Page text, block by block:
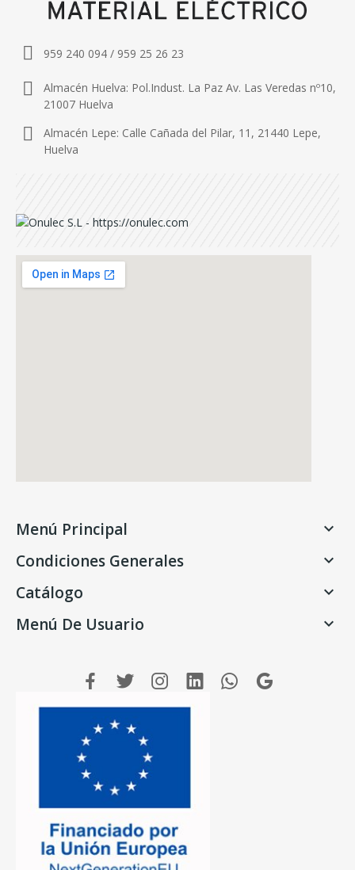
959 240 094 / 959 25 26 23
Almacén Huelva: Pol.Indust. La Paz Av. Las Veredas nº10,
21007 Huelva
Almacén Lepe: Calle Cañada del Pilar, 11, 21440 Lepe,
Huelva
Menú Principal 
Condiciones Generales 
Catálogo 
Menú De Usuario 